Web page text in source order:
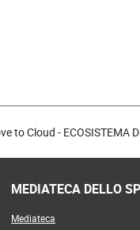
to Cloud - ECOSISTEMA
MEDIATECA DELLO
Mediateca